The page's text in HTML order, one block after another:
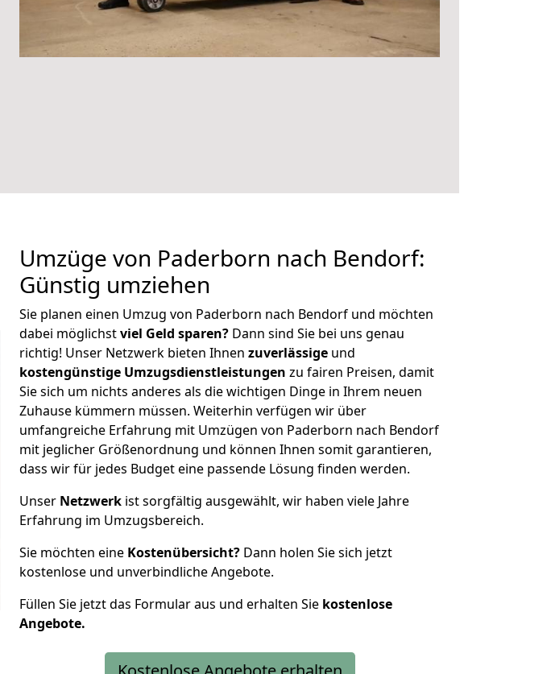
Umzüge von Paderborn nach Bendorf:
Günstig umziehen
Sie planen einen Umzug von Paderborn nach Bendorf und möchten
dabei möglichstviel Geld sparen? Dann sind Sie bei uns genau
richtig! Unser Netzwerk bieten Ihnen zuverlässige und
kostengünstige Umzugsdienstleistungen zu fairen Preisen, damit
Sie sich um nichts anderes als die wichtigen Dinge in Ihrem neuen
Zuhause kümmern müssen. Weiterhin verfügen wir über
umfangreiche Erfahrung mit Umzügen von Paderborn nach Bendorf
mit jeglicher Größenordnung und können Ihnen somit garantieren,
dass wir für jedes Budget eine passende Lösung finden werden.
Unser Netzwerk ist sorgfältig ausgewählt, wir haben viele Jahre
Erfahrung im Umzugsbereich.
Sie möchten eine Kostenübersicht? Dann holen Sie sich jetzt
kostenlose und unverbindliche Angebote.
Füllen Sie jetzt das Formular aus und erhalten Sie kostenlose
Angebote.